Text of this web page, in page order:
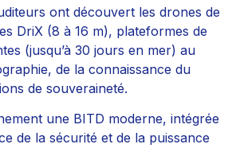
ont découvert les drones de
DriX (8 à 16 m), plateformes de
(jusqu’à 30 jours en mer) au
de la connaissance du
de souveraineté.
une BITD moderne, intégrée
de la sécurité et de la puissance